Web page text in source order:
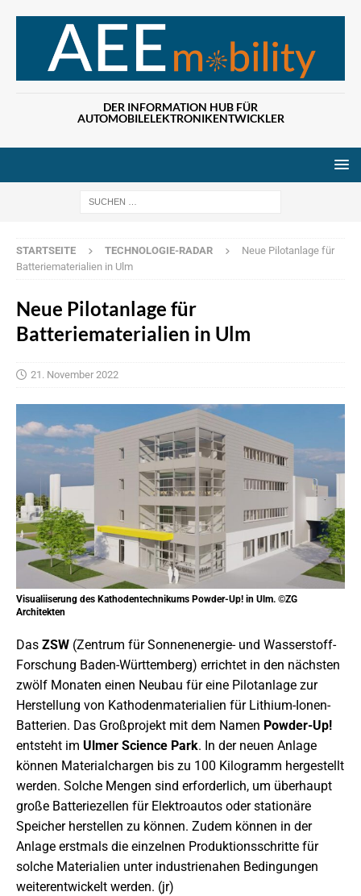
DER INFORMATION HUB FÜR
AUTOMOBILELEKTRONIKENTWICKLER
STARTSEITE TECHNOLOGIE-RADAR
Neue Pilotanlage für
Batteriematerialien in Ulm
Neue Pilotanlage für
Batteriematerialien in Ulm
21. November 2022
Visualiiserung des Kathodentechnikums Powder-Up! in Ulm. ©ZG
Architekten
Das ZSW (Zentrum für Sonnenenergie- und Wasserstoff-
Forschung Baden-Württemberg) errichtet in den nächsten
zwölf Monaten einen Neubau für eine Pilotanlage zur
Herstellung von Kathodenmaterialien für Lithium-Ionen-
Batterien. Das Großprojekt mit dem Namen Powder-Up!
entsteht im Ulmer Science Park. In der neuen Anlage
können Materialchargen bis zu 100 Kilogramm hergestellt
werden. Solche Mengen sind erforderlich, um überhaupt
große Batteriezellen für Elektroautos oder stationäre
Speicher herstellen zu können. Zudem können in der
Anlage erstmals die einzelnen Produktionsschritte für
solche Materialien unter industrienahen Bedingungen
weiterentwickelt werden. (jr)